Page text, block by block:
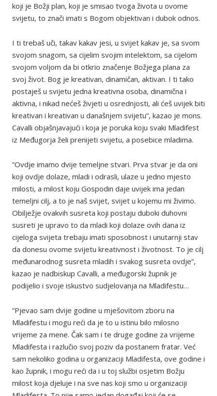
koji je Božji plan, koji je smisao tvoga života u ovome
svijetu, to znači imati s Bogom objektivan i dubok odnos.
I ti trebaš uči, takav kakav jesi, u svijet kakav je, sa svom
svojom snagom, sa cijelim svojim intelektom, sa cijelom
svojom voljom da bi otkrio značenje Božjega plana za
svoj život. Bog je kreativan, dinamičan, aktivan. I ti tako
postaješ u svijetu jedna kreativna osoba, dinamična i
aktivna, i nikad nećeš živjeti u osrednjosti, ali ćeš uvijek biti
kreativan i kreativan u današnjem svijetu”, kazao je mons.
Cavalli objašnjavajući i koja je poruka koju svaki Mladifest
iz Međugorja želi prenijeti svijetu, a posebice mladima.
”Ovdje imamo dvije temeljne stvari. Prva stvar je da oni
koji ovdje dolaze, mladi i odrasli, ulaze u jedno mjesto
milosti, a milost koju Gospodin daje uvijek ima jedan
temeljni cilj, a to je naš svijet, svijet u kojemu mi živimo.
Obilježje ovakvih susreta koji postaju duboki duhovni
susreti je upravo to da mladi koji dolaze ovih dana iz
cijeloga svijeta trebaju imati sposobnost i unutarnji stav
da donesu ovome svijetu kreativnost i životnost. To je cilj
međunarodnog susreta mladih i svakog susreta ovdje”,
kazao je nadbiskup Cavalli, a međugorski župnik je
podijelio i svoje iskustvo sudjelovanja na Mladifestu…
”Pjevao sam dvije godine u mješovitom zboru na
Mladifestu i mogu reći da je to u istinu bilo milosno
vrijeme za mene. Čak sam i te druge godine za vrijeme
Mladifesta i razlučio svoj poziv da postanem fratar. Već
sam nekoliko godina u organizaciji Mladifesta, ove godine i
kao župnik, i mogu reći da i u toj službi osjetim Božju
milost koja djeluje i na sve nas koji smo u organizaciji